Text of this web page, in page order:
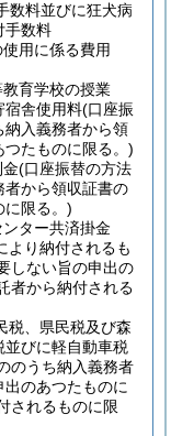
数料並びに狂犬病
手数料
用に係る費用
育学校の授業
宿舎使用料(口座振
納入義務者から領
たものに限る。)
(口座振替の方法
者から領収証書の
に限る。)
ター共済掛金
より納付されるも
しない旨の申出の
者から納付される
税、県民税及び森
並びに軽自動車税
のうち納入義務者
のあつたものに
されるものに限